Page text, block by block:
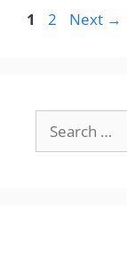
Page
1 Page
2 Next →
for: